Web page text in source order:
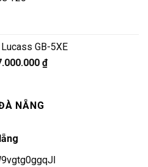
₫.
GB-5XE
₫.
₫Giá
NẴNG